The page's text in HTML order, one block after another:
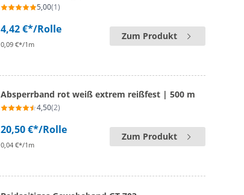
5,00(1)
4,42 €*/Rolle
0,09 €*/1m
Zum Produkt
Absperrband rot weiß extrem reißfest | 500 m
4,50(2)
20,50 €*/Rolle
0,04 €*/1m
Zum Produkt